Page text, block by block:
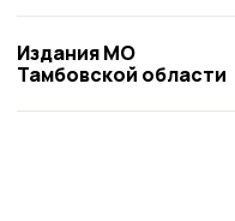
Издания МО
Тамбовской области